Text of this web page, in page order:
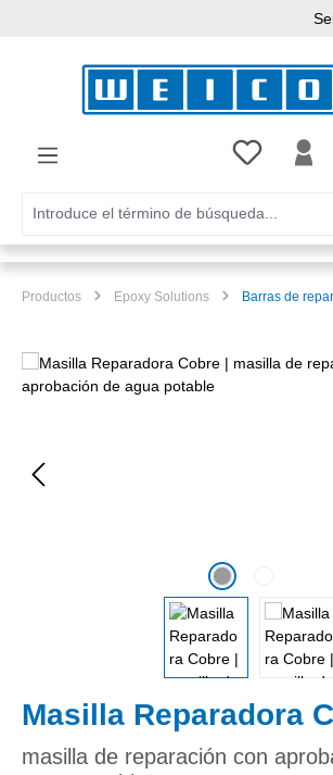
Tienes 0
Productos Epoxy Solutions Barras de
Omitir galería de imágenes
Masilla Reparadora
masilla de reparación con